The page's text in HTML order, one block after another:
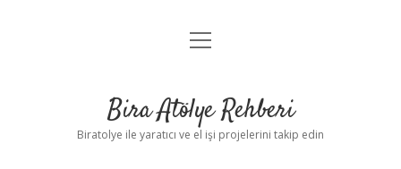
Anasayfa
Yasal Uyarı
menüyü
Bira Atölye Rehberi
Biratolye ile yaratıcı ve el işi projelerini takip edin